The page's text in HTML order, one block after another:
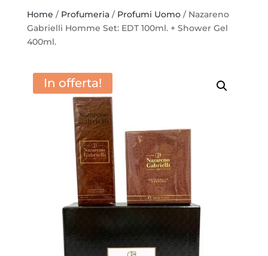
Home / Profumeria/ Profumi Uomo/ Nazareno
Gabrielli Homme Set: EDT 100ml. + Shower Gel
400ml.
In offerta!